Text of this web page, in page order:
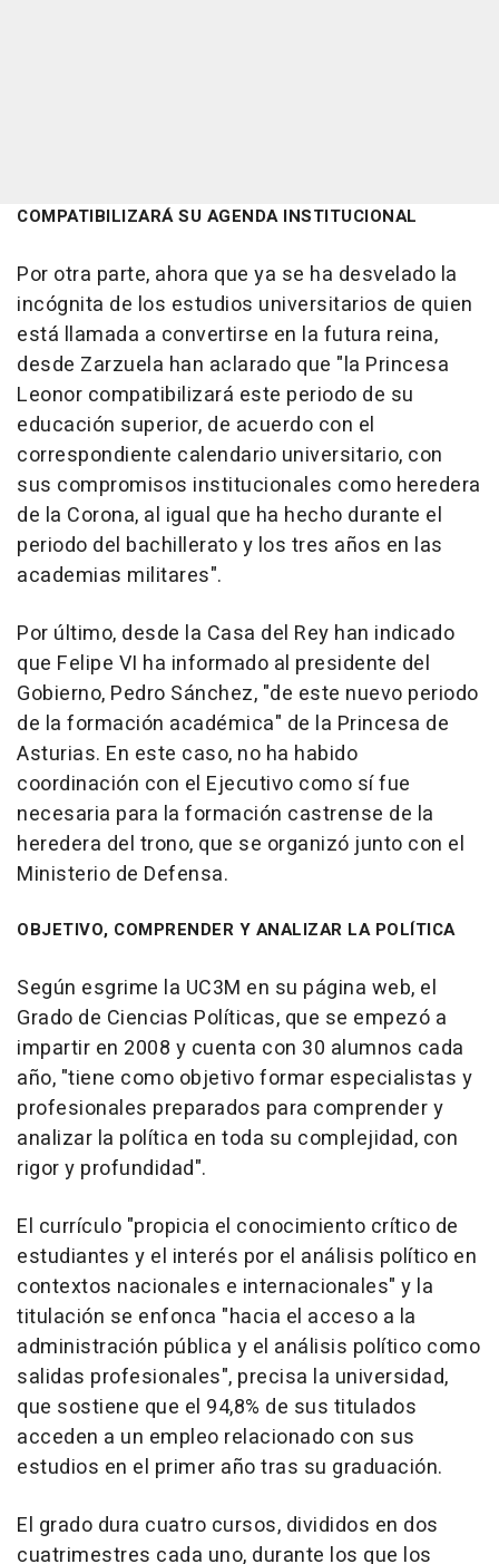
COMPATIBILIZARÁ SU AGENDA INSTITUCIONAL
Por otra parte, ahora que ya se ha desvelado la
incógnita de los estudios universitarios de quien
está llamada a convertirse en la futura reina,
desde Zarzuela han aclarado que "la Princesa
Leonor compatibilizará este periodo de su
educación superior, de acuerdo con el
correspondiente calendario universitario, con
sus compromisos institucionales como heredera
de la Corona, al igual que ha hecho durante el
periodo del bachillerato y los tres años en las
academias militares".
Por último, desde la Casa del Rey han indicado
que Felipe VI ha informado al presidente del
Gobierno, Pedro Sánchez, "de este nuevo periodo
de la formación académica" de la Princesa de
Asturias. En este caso, no ha habido
coordinación con el Ejecutivo como sí fue
necesaria para la formación castrense de la
heredera del trono, que se organizó junto con el
Ministerio de Defensa.
OBJETIVO, COMPRENDER Y ANALIZAR LA POLÍTICA
Según esgrime la UC3M en su página web, el
Grado de Ciencias Políticas, que se empezó a
impartir en 2008 y cuenta con 30 alumnos cada
año, "tiene como objetivo formar especialistas y
profesionales preparados para comprender y
analizar la política en toda su complejidad, con
rigor y profundidad".
El currículo "propicia el conocimiento crítico de
estudiantes y el interés por el análisis político en
contextos nacionales e internacionales" y la
titulación se enfonca "hacia el acceso a la
administración pública y el análisis político como
salidas profesionales", precisa la universidad,
que sostiene que el 94,8% de sus titulados
acceden a un empleo relacionado con sus
estudios en el primer año tras su graduación.
El grado dura cuatro cursos, divididos en dos
cuatrimestres cada uno, durante los que los